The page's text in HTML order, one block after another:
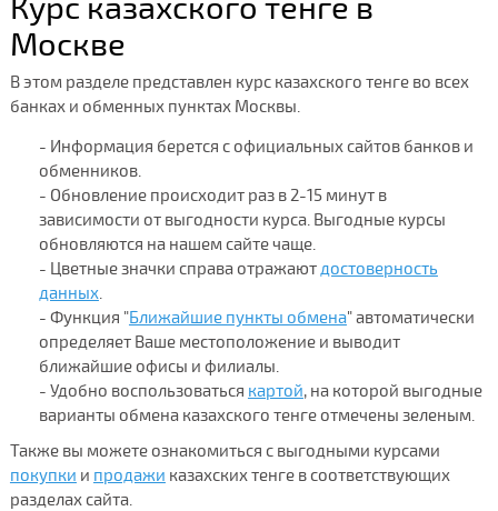
действие: Продать Купить
Поиск
Курс казахского тенге в
Москве
В этом разделе представлен курс казахского тенге во всех
банках и обменных пунктах Москвы.
- Информация берется с официальных сайтов банков и
обменников.
- Обновление происходит раз в 2-15 минут в
зависимости от выгодности курса. Выгодные курсы
обновляются на нашем сайте чаще.
- Цветные значки справа отражаютдостоверность
данных.
- Функция "Ближайшие пункты обмена" автоматически
определяет Ваше местоположение и выводит
ближайшие офисы и филиалы.
- Удобно воспользоваться картой, на которой выгодные
варианты обмена казахского тенге отмечены зеленым.
Также вы можете ознакомиться с выгодными курсами
покупки и продажи казахских тенге в соответствующих
разделах сайта.